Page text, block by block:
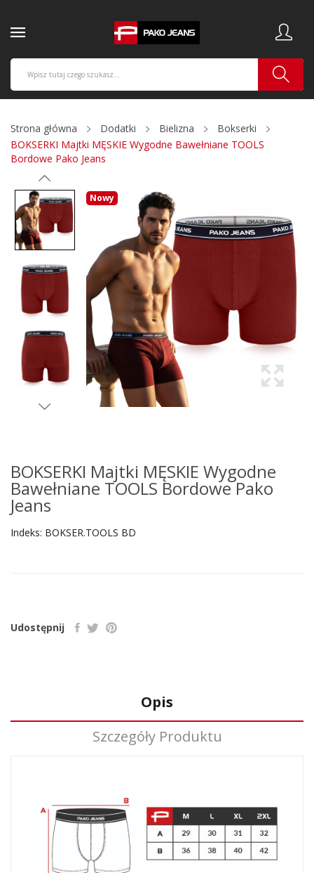
Strona główna Dodatki Bielizna
Bokserki
BOKSERKI Majtki MĘSKIE Wygodne Bawełniane TOOLS
Bordowe Pako Jeans
Nowy
BOKSERKI Majtki MĘSKIE Wygodne
Bawełniane TOOLS Bordowe Pako
Jeans
Indeks: BOKSER.TOOLS BD
Udostępnij
Opis
Szczegóły Produktu